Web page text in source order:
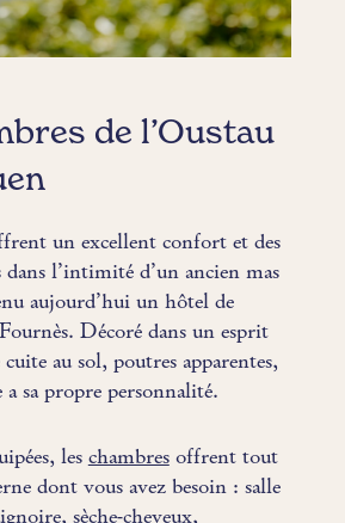
de l’Oustau
un excellent confort et des
dans l’intimité d’un ancien mas
aujourd’hui un hôtel de
Décoré dans un esprit
au sol, poutres apparentes,
a sa propre personnalité.
leschambresoffrent tout
dont vous avez besoin : salle